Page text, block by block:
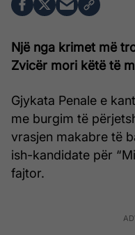
Një nga krimet më
Zvicër mori këtë të
Gjykata Penale e
me burgim të
vrasjen makabre të
ish-kandidate për
fajtor.